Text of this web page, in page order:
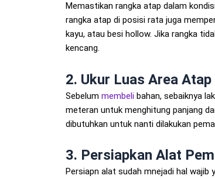
Memastikan rangka atap dalam
rangka atap di posisi rata juga
kayu, atau besi hollow. Jika rangka
kencang.
2. Ukur Luas Area Atap
Sebelum membeli bahan, sebaiknya
meteran untuk menghitung panjang
dibutuhkan untuk nanti dilakukan
3. Persiapkan Alat
Persiapn alat sudah mnejadi hal